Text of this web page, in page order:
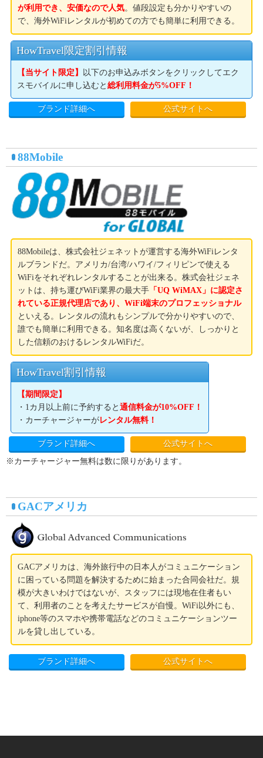
が利用でき、安価なので人気。値段設定も分かりやすいの
で、海外WiFiレンタルが初めての方でも簡単に利用できる。
HowTravel限定割引情報
【当サイト限定】
以下のお申込みボタンをクリックしてエク
スモバイルに申し込むと総利用料金が5%OFF！
ブランド詳細へ 公式サイトへ
88Mobile
88Mobileは、株式会社ジェネットが運営する海外WiFiレンタ
ルブランドだ。アメリカ/台湾/ハワイ/フィリピンで使える
WiFiをそれぞれレンタルすることが出来る。株式会社ジェネ
ットは、持ち運びWiFi業界の最大手 「UQ WiMAX」に認定さ
れている正規代理店であり、WiFi端末のプロフェッショナル
といえる。レンタルの流れもシンプルで分かりやすいので、
誰でも簡単に利用できる。知名度は高くないが、しっかりと
した信頼のおけるレンタルWiFiだ。
HowTravel割引情報
【期間限定】
・1カ月以上前に予約すると通信料金が10%OFF！
・カーチャージャーがレンタル無料！
ブランド詳細へ
公式サイトへ
※カーチャージャー無料は数に限りがあります。
GACアメリカ
GACアメリカは、海外旅行中の日本人がコミュニケーション
に困っている問題を解決するために始まった合同会社だ。規
模が大きいわけではないが、スタッフには現地在住者もい
て、利用者のことを考えたサービスが自慢。WiFi以外にも、
iphone等のスマホや携帯電話などのコミュニケーションツー
ルを貸し出している。
ブランド詳細へ 公式サイトへ